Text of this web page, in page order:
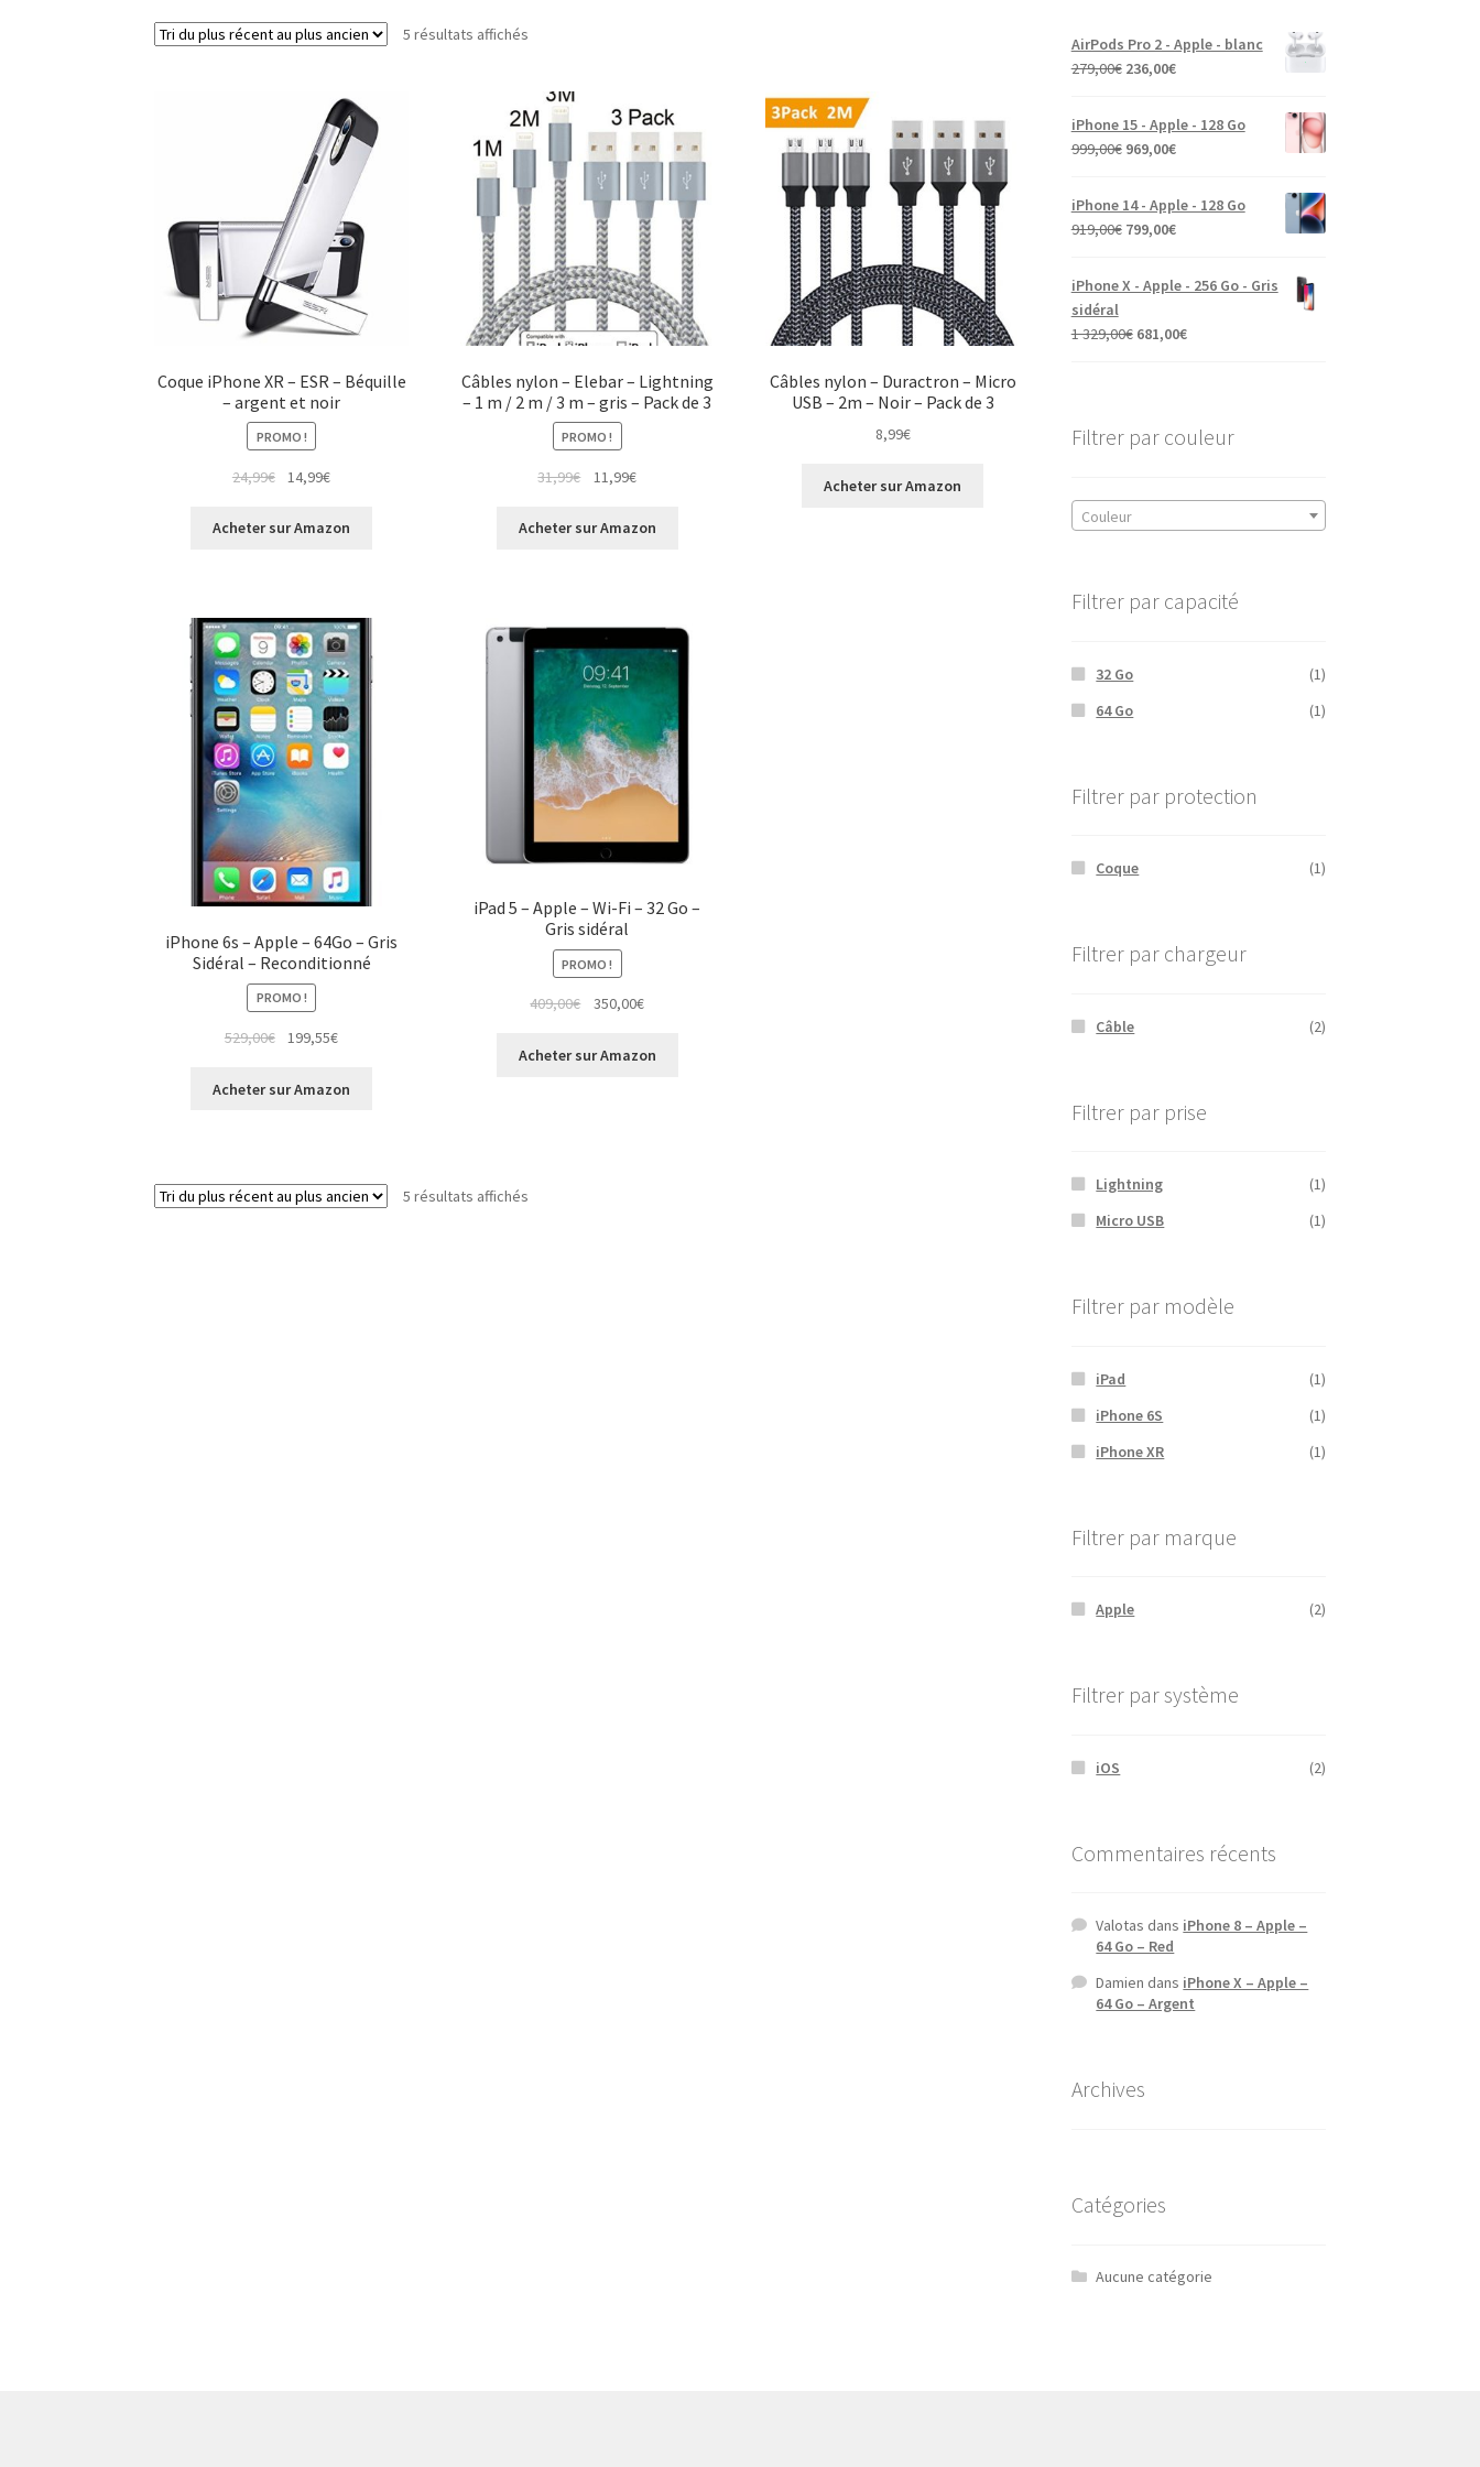
5 résultats affichés
Coque iPhone XR – ESR – Béquille
– argent et noir
PROMO !
24,99€ 14,99€
Acheter sur Amazon
Câbles nylon – Elebar – Lightning
– 1 m / 2 m / 3 m – gris – Pack de 3
PROMO !
31,99€ 11,99€
Acheter sur Amazon
Câbles nylon – Duractron – Micro
USB – 2m – Noir – Pack de 3
8,99€
Acheter sur Amazon
iPhone 6s – Apple – 64Go – Gris
Sidéral – Reconditionné
PROMO !
529,00€ 199,55€
Acheter sur Amazon
iPad 5 – Apple – Wi-Fi – 32 Go –
Gris sidéral
PROMO !
409,00€ 350,00€
Acheter sur Amazon
5 résultats affichés
AirPods Pro 2 - Apple - blanc
279,00€ 236,00€
iPhone 15 - Apple - 128 Go
999,00€ 969,00€
iPhone 14 - Apple - 128 Go
919,00€ 799,00€
iPhone X - Apple - 256 Go - Gris
sidéral
1 329,00€ 681,00€
Filtrer par couleur
Couleur
Filtrer par capacité
32 Go
(1)
64 Go
(1)
Filtrer par protection
Coque (1)
Filtrer par chargeur
Câble (2)
Filtrer par prise
Lightning
(1)
Micro USB
(1)
Filtrer par modèle
iPad
(1)
iPhone 6S
(1)
iPhone XR
(1)
Filtrer par marque
Apple (2)
Filtrer par système
iOS (2)
Commentaires récents
Valotas dans iPhone 8 – Apple –
64 Go – Red
Damien dans iPhone X – Apple –
64 Go – Argent
Archives
Catégories
Aucune catégorie